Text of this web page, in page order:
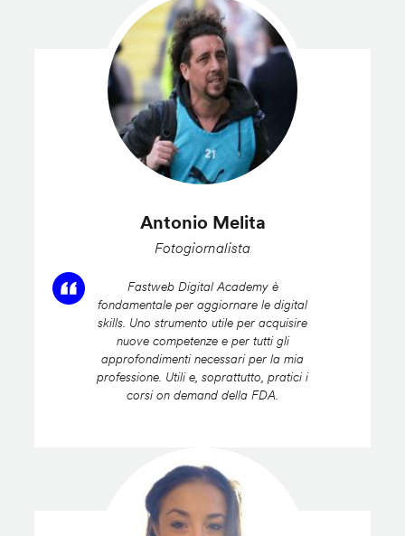
Antonio Melita
Fotogiornalista
Fastweb Digital Academy è
fondamentale per aggiornare le digital
skills. Uno strumento utile per acquisire
nuove competenze e per tutti gli
approfondimenti necessari per la mia
professione. Utili e, soprattutto, pratici i
corsi on demand della FDA.